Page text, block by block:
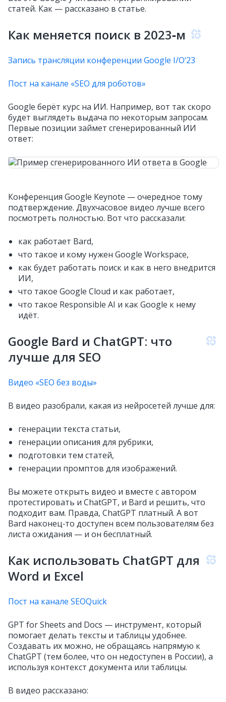
статей. Как — рассказано в статье.
Как меняется поиск в 2023‑м
Запись трансляции конференции Google I/O‘23
Пост на канале «SEO для роботов»
Google берёт курс на ИИ. Например, вот так скоро
будет выглядеть выдача по некоторым запросам.
Первые позиции займет сгенерированный ИИ
ответ:
Конференция Google Keynote — очередное тому
подтверждение. Двухчасовое видео лучше всего
посмотреть полностью. Вот что рассказали:
как работает Bard,
что такое и кому нужен Google Workspace,
как будет работать поиск и как в него внедрится
ИИ,
что такое Google Cloud и как работает,
что такое Responsible AI и как Google к нему
идёт.
Google Bard и ChatGPT: что
лучше для SEO
Видео «SEO без воды»
В видео разобрали, какая из нейросетей лучше для:
генерации текста статьи,
генерации описания для рубрики,
подготовки тем статей,
генерации промптов для изображений.
Вы можете открыть видео и вместе с автором
протестировать и ChatGPT, и Bard и решить, что
подходит вам. Правда, ChatGPT платный. А вот
Bard наконец‑то доступен всем пользователям без
листа ожидания — и он бесплатный.
Как использовать ChatGPT для
Word и Excel
Пост на канале SEOQuick
GPT for Sheets and Docs — инструмент, который
помогает делать тексты и таблицы удобнее.
Создавать их можно, не обращаясь напрямую к
ChatGPT (тем более, что он недоступен в России), а
используя контекст документа или таблицы.
В видео рассказано: